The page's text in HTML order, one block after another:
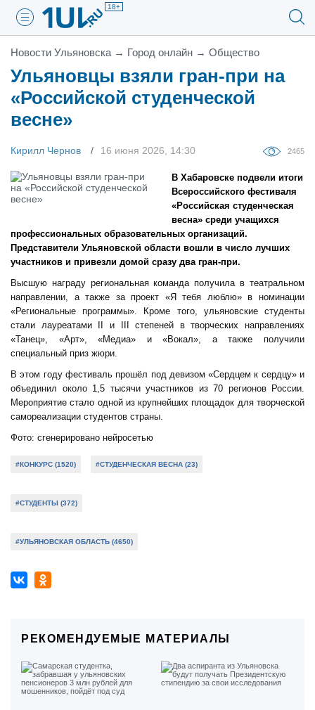
18+
Новости Ульяновска → Город онлайн → Общество
Ульяновцы взяли гран-при на
«Российской студенческой
весне»
Кирилл Чернов 16 июня 2026, 14:30 2465
В Хабаровске подвели итоги
Всероссийского фестиваля
«Российская студенческая
весна» среди учащихся
профессиональных образовательных организаций.
Представители Ульяновской области вошли в число лучших
участников и привезли домой сразу два гран-при.
Высшую награду региональная команда получила в театральном
направлении, а также за проект «Я тебя люблю» в номинации
«Региональные программы». Кроме того, ульяновские студенты
стали лауреатами II и III степеней в творческих направлениях
«Танец», «Арт», «Медиа» и «Вокал», а также получили
специальный приз жюри.
В этом году фестиваль прошёл под девизом «Сердцем к сердцу» и
объединил около 1,5 тысячи участников из 70 регионов России.
Мероприятие стало одной из крупнейших площадок для творческой
самореализации студентов страны.
Фото: сгенерировано нейросетью
#КОНКУРС (1520) #СТУДЕНЧЕСКАЯ ВЕСНА (23)
#СТУДЕНТЫ (372)
#УЛЬЯНОВСКАЯ ОБЛАСТЬ (4650)
РЕКОМЕНДУЕМЫЕ МАТЕРИАЛЫ